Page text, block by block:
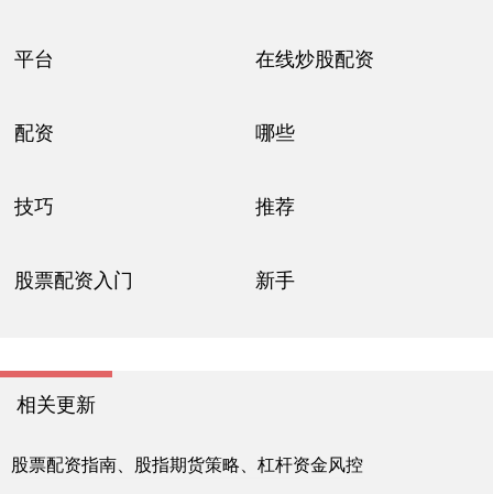
平台 在线炒股配资
配资 哪些
技巧 推荐
股票配资入门 新手
相关更新
股票配资指南、股指期货策略、杠杆资金风控